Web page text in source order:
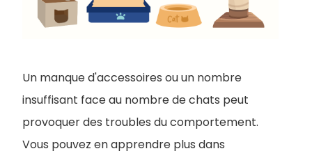
Un manque d'accessoires ou un nombre
insuffisant face au nombre de chats peut
provoquer des troubles du comportement.
Vous pouvez en apprendre plus dans